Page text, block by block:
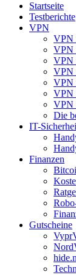
Startseite
Testberichte
VPN
VPN
VPN
VPN
VPN
VPN
VPN
VPN
Die
IT-
Finanzen
Gutscheine